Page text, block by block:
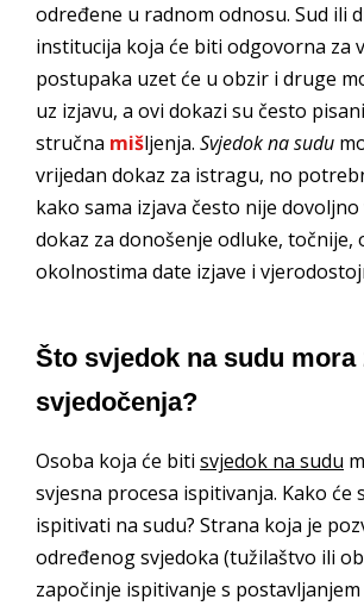
određene u radnom odnosu. Sud ili
institucija koja će biti odgovorna za
postupaka uzet će u obzir i druge
uz izjavu, a ovi dokazi su često
stručna mišljenja. Svjedok na sudu
vrijedan dokaz za istragu, no
kako sama izjava često nije
dokaz za donošenje odluke, točnije,
okolnostima date izjave i
Što svjedok na sudu
svjedočenja?
Osoba koja će biti svjedok na sudu
svjesna procesa ispitivanja. Kako će
ispitivati na sudu? Strana koja je
određenog svjedoka (tužilaštvo ili
započinje ispitivanje s